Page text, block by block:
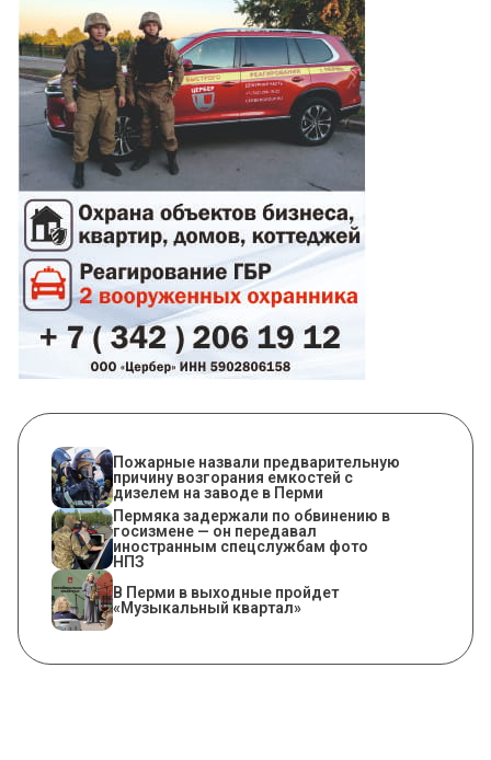
Пожарные назвали предварительную
причину возгорания емкостей с
дизелем на заводе в Перми
Пермяка задержали по обвинению в
госизмене — он передавал
иностранным спецслужбам фото
НПЗ
В Перми в выходные пройдет
«Музыкальный квартал»